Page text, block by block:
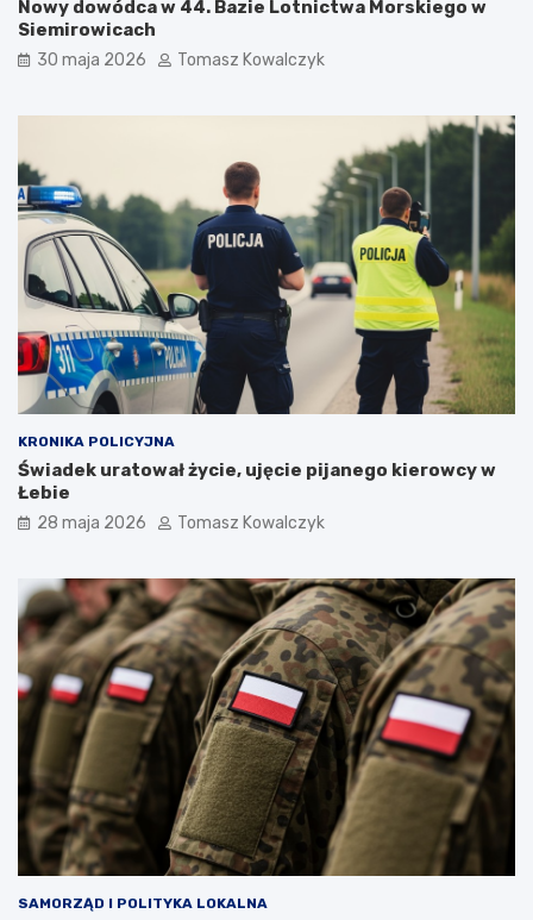
Nowy dowódca w 44. Bazie Lotnictwa Morskiego w
Siemirowicach
30 maja 2026 Tomasz Kowalczyk
KRONIKA POLICYJNA
Świadek uratował życie, ujęcie pijanego kierowcy w
Łebie
28 maja 2026 Tomasz Kowalczyk
SAMORZĄD I POLITYKA LOKALNA